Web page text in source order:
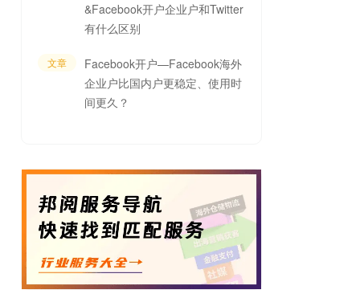
&Facebook开户企业户和Twitter
有什么区别
文章
Facebook开户—Facebook海外
企业户比国内户更稳定、使用时
间更久？